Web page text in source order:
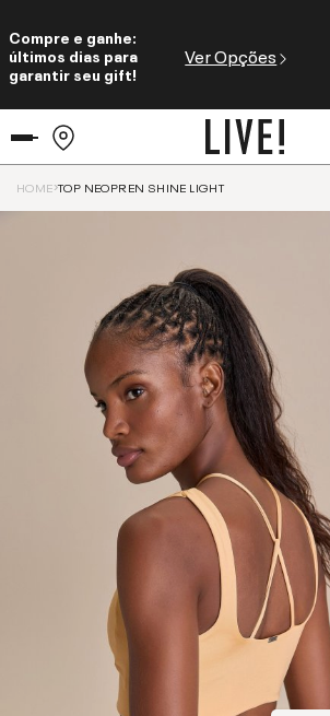
Compre e ganhe:
últimos dias para
garantir seu gift!
Ver Opções
HOME TOP NEOPREN SHINE LIGHT